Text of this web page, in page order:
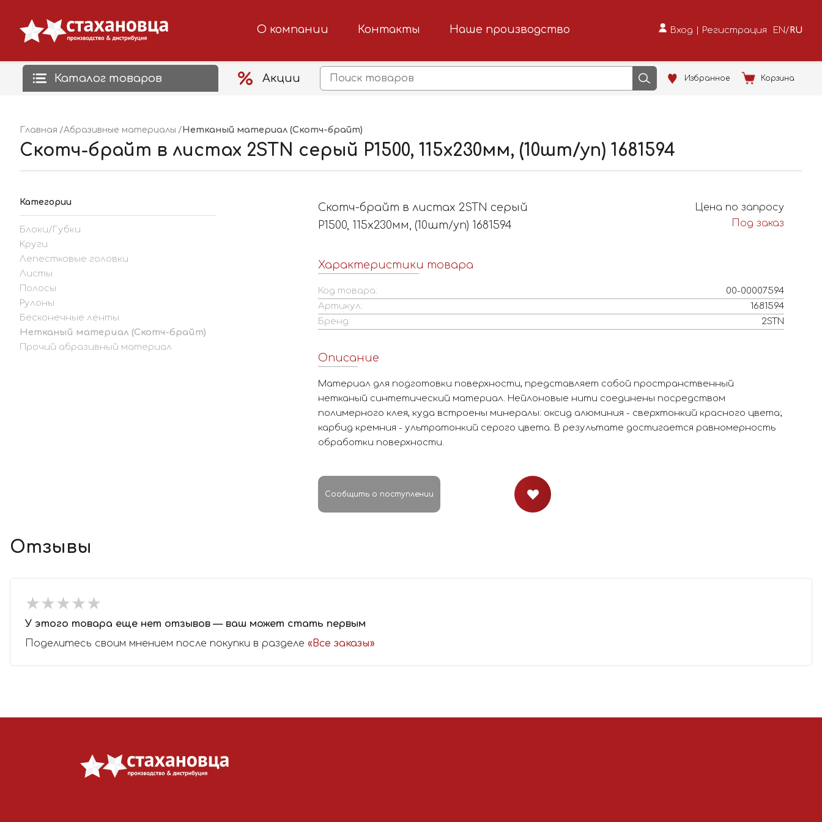
О компании Контакты Наше производство Вход | Регистрация EN /RU
Каталог товаров Акции Избранное Корзина
Главная Абразивные материалы Нетканый материал (Скотч-брайт)
Скотч-брайт в листах 2STN серый P1500, 115х230мм, (10шт/уп) 1681594
Категории
Блоки/Губки
Круги
Лепестковые головки
Листы
Полосы
Рулоны
Бесконечные ленты
Нетканый материал (Скотч-брайт)
Прочий абразивный материал
Скотч-брайт в листах 2STN серый
P1500, 115х230мм, (10шт/уп) 1681594
Характеристики товара
Код товара:
00-00007594
Артикул:
1681594
Бренд:
2STN
Описание
Материал для подготовки поверхности, представляет собой пространственный
нетканый синтетический материал. Нейлоновые нити соединены посредством
полимерного клея, куда встроены минералы: оксид алюминия - сверхтонкий красного цвета;
карбид кремния - ультратонкий серого цвета. В результате достигается равномерность
обработки поверхности.
Цена по запросу
Под заказ
Сообщить о поступлении
Отзывы
★★★★★
★★★★★
У этого товара еще нет отзывов — ваш может стать первым
Поделитесь своим мнением после покупки в разделе «Все заказы»